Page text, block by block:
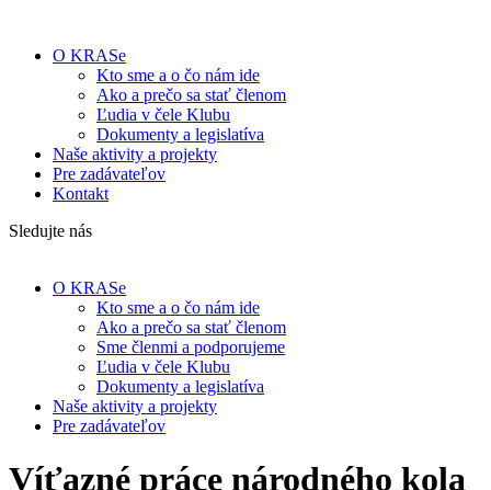
O KRASe
Kto sme a o čo nám ide
Ako a prečo sa stať členom
Ľudia v čele Klubu
Dokumenty a legislatíva
Naše aktivity a projekty
Pre zadávateľov
Kontakt
Sledujte nás
O KRASe
Kto sme a o čo nám ide
Ako a prečo sa stať členom
Sme členmi a podporujeme
Ľudia v čele Klubu
Dokumenty a legislatíva
Naše aktivity a projekty
Pre zadávateľov
Víťazné práce národného kola